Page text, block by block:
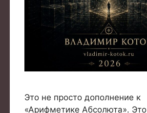
Это не просто дополнение к
«Арифметике Абсолюта». Это